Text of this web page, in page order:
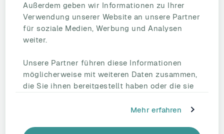
Außerdem geben wir Informationen zu Ihrer
Verwendung unserer Website an unsere Partner
für soziale Medien, Werbung und Analysen
weiter.
Unsere Partner führen diese Informationen
möglicherweise mit weiteren Daten zusammen,
die Sie ihnen bereitgestellt haben oder die sie
Mehr erfahren
Status Page
Unternehmen
Über uns
Reden Sie mit uns
Kontakt